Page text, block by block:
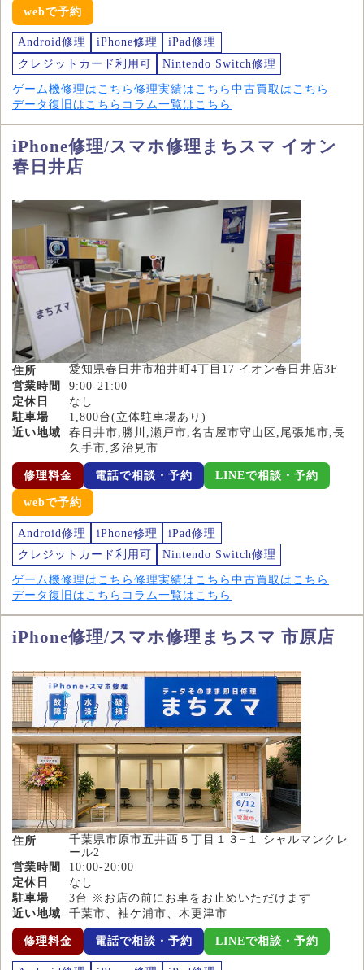
webで予約
Android修理 iPhone修理
iPad修理
クレジットカード利用可
Nintendo Switch修理
ゲーム機修理はこちら 修理実績はこちら 中古買取はこちら
データ復旧はこちら コラム一覧はこちら
iPhone修理/スマホ修理まちスマ イオン
春日井店
住所
愛知県春日井市柏井町4丁目17 イオン春日井店3F
営業時間
9:00-21:00
定休日
なし
駐車場
1,800台(立体駐車場あり)
近い地域
春日井市,勝川,瀬戸市,名古屋市守山区,尾張旭市,長
久手市,多治見市
修理料金 電話で相談・予約 LINEで相談・予約
webで予約
Android修理 iPhone修理
iPad修理
クレジットカード利用可
Nintendo Switch修理
ゲーム機修理はこちら 修理実績はこちら 中古買取はこちら
データ復旧はこちら コラム一覧はこちら
iPhone修理/スマホ修理まちスマ 市原店
住所
千葉県市原市五井西５丁目１３−１ シャルマンクレ
ール2
営業時間
10:00-20:00
定休日
なし
駐車場
3台 ※お店の前にお車をお止めいただけます
近い地域
千葉市、袖ケ浦市、木更津市
修理料金 電話で相談・予約 LINEで相談・予約